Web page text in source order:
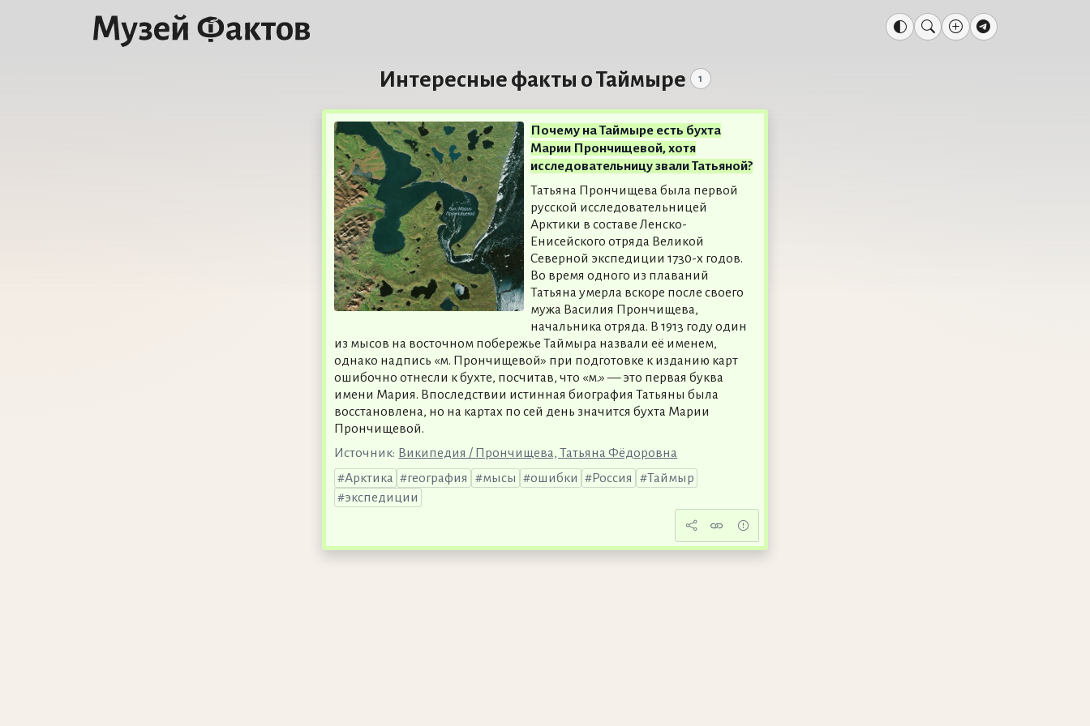
Интересные факты о Таймыре 1
Почему на Таймыре есть бухта
Марии Прончищевой, хотя
исследовательницу звали Татьяной?
Татьяна Прончищева была первой
русской исследовательницей
Арктики в составе Ленско-
Енисейского отряда Великой
Северной экспедиции 1730-х годов.
Во время одного из плаваний
Татьяна умерла вскоре после своего
мужа Василия Прончищева,
начальника отряда. В 1913 году один
из мысов на восточном побережье Таймыра назвали её именем,
однако надпись «м. Прончищевой» при подготовке к изданию карт
ошибочно отнесли к бухте, посчитав, что «м.» — это первая буква
имени Мария. Впоследствии истинная биография Татьяны была
восстановлена, но на картах по сей день значится бухта Марии
Прончищевой.
Источник: Википедия / Прончищева, Татьяна Фёдоровна
Арктика
география мысы ошибки Россия
Таймыр
экспедиции